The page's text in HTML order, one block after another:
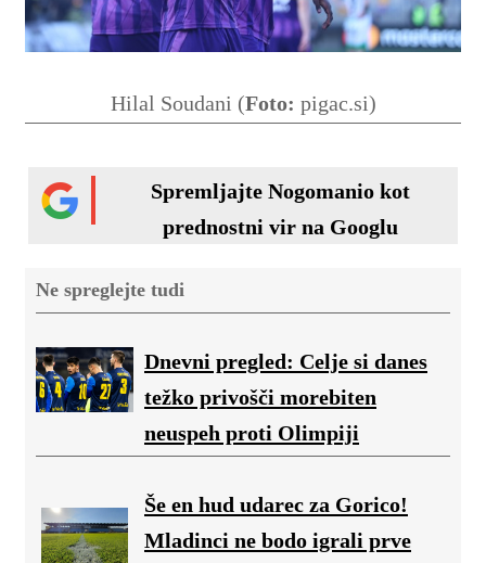
Hilal Soudani (Foto: pigac.si)
Spremljajte Nogomanio kot
prednostni vir na Googlu
Ne spreglejte tudi
Dnevni pregled: Celje si danes
težko privošči morebiten
neuspeh proti Olimpiji
Še en hud udarec za Gorico!
Mladinci ne bodo igrali prve